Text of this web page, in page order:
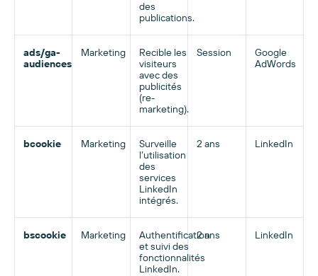
des
publications.
ads/ga-
audiences
Marketing
Recible les
visiteurs
avec des
publicités
(re-
marketing).
Session
Google
AdWords
bcookie Marketing
Surveille
l’utilisation
des
services
LinkedIn
intégrés.
2 ans LinkedIn
bscookie Marketing
Authentification
et suivi des
fonctionnalités
LinkedIn.
2 ans LinkedIn